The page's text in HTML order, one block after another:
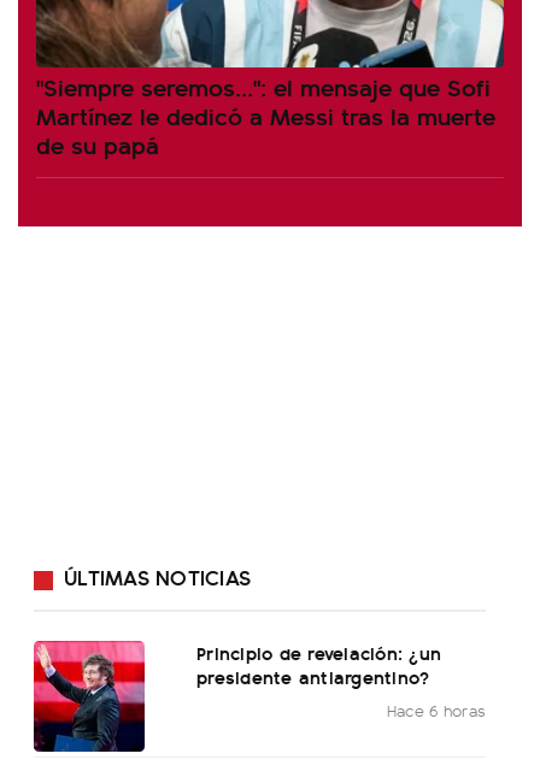
"Siempre seremos...": el mensaje que Sofi
Martínez le dedicó a Messi tras la muerte
de su papá
ÚLTIMAS NOTICIAS
Principio de revelación: ¿un
presidente antiargentino?
Hace 6 horas